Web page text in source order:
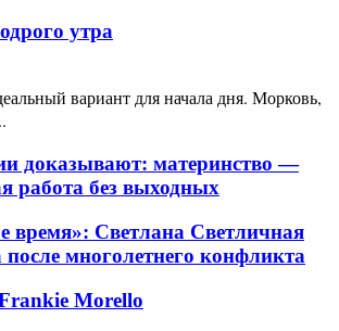
утра
вариант для начала дня. Морковь,
доказывают: материнство —
работа без выходных
время»: Светлана Светличная
многолетнего конфликта
Morello